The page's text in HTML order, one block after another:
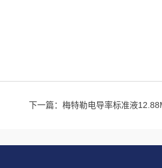
下一篇： 梅特勒电导率标准液